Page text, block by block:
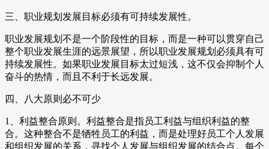
三、职业规划发展目标必须有可持续发展性。
职业发展规划不是一个阶段性的目标，而是一种可以贯穿自己
整个职业发展生涯的远景展望，所以职业发展规划必须具有可
持续发展性。如果职业发展目标太过短浅，这不仅会抑制个人
奋斗的热情，而且不利于长远发展。
四、八大原则必不可少
1、利益整合原则。利益整合是指员工利益与组织利益的整
合。这种整合不是牺牲员工的利益，而是处理好员工个人发展
和组织发展的关系，寻找个人发展与组织发展的结合点。每个